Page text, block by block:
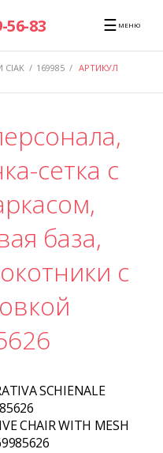
56-83 ☰ МЕНЮ
/ 169985 / АРТИКУЛ
сетка с
база,
с
SCHIENALE
CHAIR WITH MESH